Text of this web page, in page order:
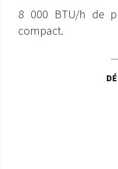
8 000 BTU/h de
compact.